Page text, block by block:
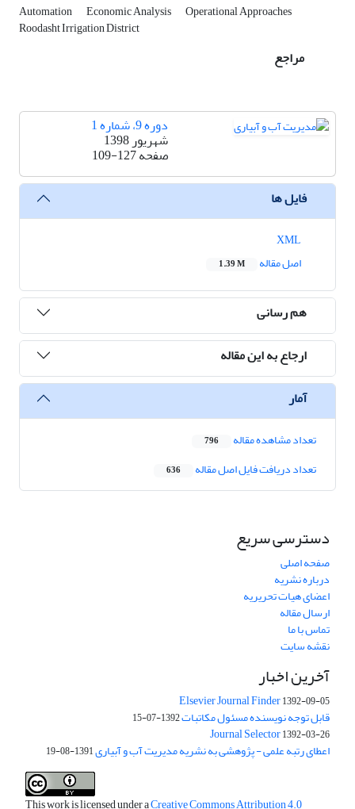
Automation Economic Analysis Operational Approaches
Roodasht Irrigation District
مراجع
دوره 9، شماره 1
شهریور 1398
صفحه109-127
فایل ها
اصل مقاله
1.39 M
هم رسانی
ارجاع به این مقاله
آمار
تعداد مشاهده مقاله 796
تعداد دریافت فایل اصل مقاله 636
دسترسی سریع
صفحه اصلی
درباره نشریه
اعضای هیات تحریریه
ارسال مقاله
تماس با ما
نقشه سایت
آخرین اخبار
Elsevier Journal Finder1392-09-05
قابل توجه نویسنده مسئول مکاتبات1392-07-15
Journal Selector1392-03-26
اعطای رتبه علمی - پژوهشی به نشریه مدیریت آب و آبیاری1391-08-19